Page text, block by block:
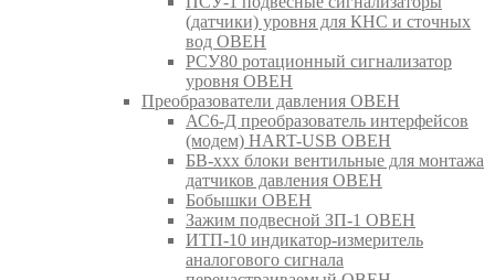
(датчики) уровня для КНС и сточных
вод ОВЕН
РСУ80 ротационный сигнализатор
уровня ОВЕН
Преобразователи давления ОВЕН
АС6-Д преобразователь интерфейсов
(модем) HART-USB ОВЕН
БВ-ххх блоки вентильные для монтажа
датчиков давления ОВЕН
Бобышки ОВЕН
Зажим подвесной ЗП-1 ОВЕН
ИТП-10 индикатор-измеритель
аналогового сигнала